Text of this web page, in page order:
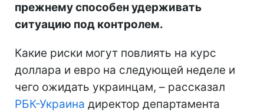
прежнему способен удерживать
ситуацию под контролем.
Какие риски могут повлиять на курс
доллара и евро на следующей неделе и
чего ожидать украинцам, – рассказал
РБК-Украина директор департамента